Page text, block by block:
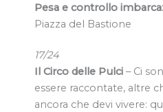
Pesa e controllo
Piazza del Bastione
17/24
Il Circo delle Pulci – Ci
essere raccontate, altre
ancora che devi vivere: